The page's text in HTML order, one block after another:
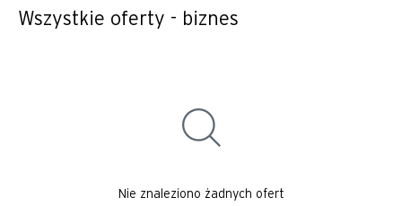
Wszystkie oferty - biznes
Nie znaleziono żadnych ofert